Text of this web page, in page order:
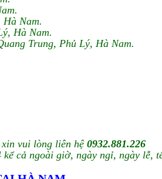
Nam.
Hà Nam.
Trung, Phủ Lý, Hà Nam.
xin vui lòng liên hệ 0932.881.226
kể cả ngoài giờ, ngày ngỉ, ngày lễ,